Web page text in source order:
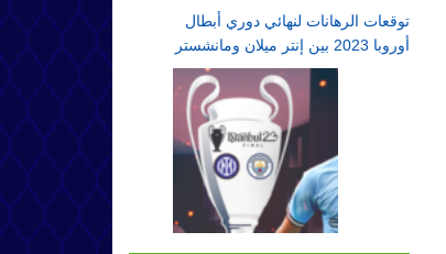
توقعات الرهانات لنهائي دوري أبطال
أوروبا 2023 بين إنتر ميلان ومانشستر
سيتي في اسطنبول